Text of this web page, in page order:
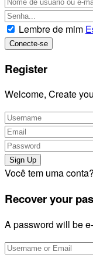
Lembre de mim
Register
Welcome, Create
Você tem uma conta?
Recover your
A password will be